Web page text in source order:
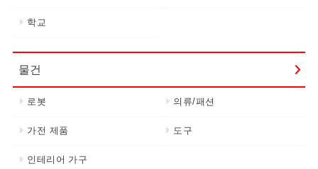
학교
물건
로봇 의류/패션
가전 제품 도구
인테리어 가구